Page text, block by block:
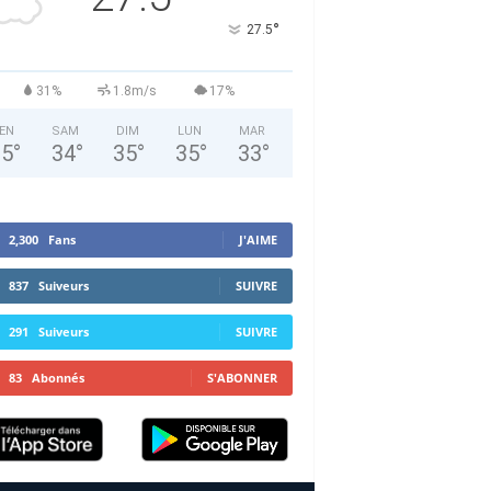
27.5°
31% 1.8m/s 17%
°
SAM
34°
DIM
35°
LUN
35°
MAR
33°
2,300 Fans J'AIME
837 Suiveurs SUIVRE
291 Suiveurs SUIVRE
83 Abonnés S'ABONNER